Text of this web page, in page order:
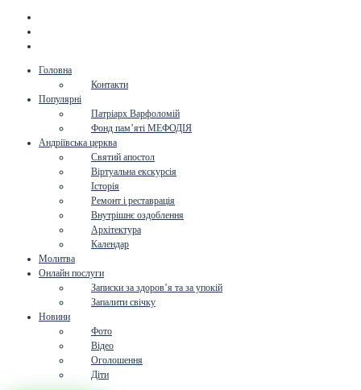
Головна
Контакти
Популярні
Патріарх Варфоломій
Фонд пам’яті МЕФОДІЯ
Андріївська церква
Святий апостол
Віртуальна екскурсія
Історія
Ремонт і реставрація
Внутрішнє оздоблення
Архітектура
Календар
Молитва
Онлайн послуги
Записки за здоров’я та за упокій
Запалити свічку
Новини
Фото
Відео
Оголошення
Діти